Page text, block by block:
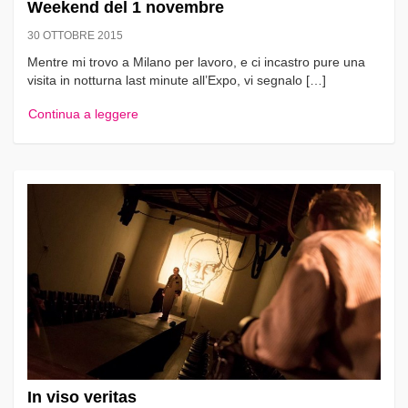
Weekend del 1 novembre
30 OTTOBRE 2015
Mentre mi trovo a Milano per lavoro, e ci incastro pure una
visita in notturna last minute all’Expo, vi segnalo […]
Continua a leggere
In viso veritas